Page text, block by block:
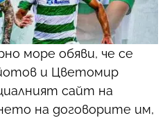
море обяви, че се
и Цветомир
сайт на
на договорите им,